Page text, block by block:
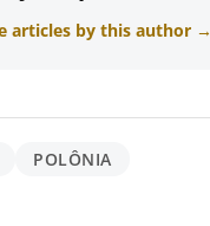
articles by this author →
POLÔNIA